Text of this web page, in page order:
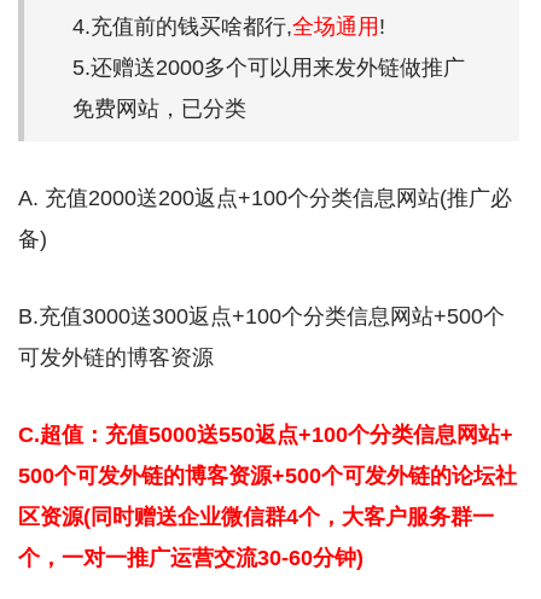
4.充值前的钱买啥都行,全场通用 !
5.还赠送2000多个可以用来发外链做推广
免费网站，已分类
A. 充值2000送200返点+100个分类信息网站(推广必
备)
B.充值3000送300返点+100个分类信息网站+500个
可发外链的博客资源
C.超值：充值5000送550返点+100个分类信息网站+
500个可发外链的博客资源+500个可发外链的论坛社
区资源(同时赠送企业微信群4个，大客户服务群一
个，一对一推广运营交流30-60分钟)